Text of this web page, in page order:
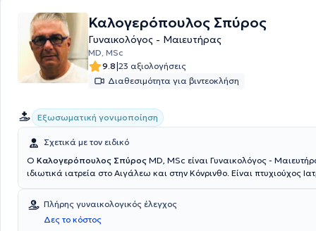
Καλογερόπουλος Σπύρος
Γυναικολόγος - Μαιευτήρας
MD, MSc
9.8|23 αξιολογήσεις
Διαθεσιμότητα για βιντεοκλήση
Εξωσωματική γονιμοποίηση
Σχετικά με τον ειδικό
O Καλογερόπουλος Σπύρος MD, MSc είναι Γυναικολόγος -
ιδιωτικά ιατρεία στο Αιγάλεω και στην Κόνρινθο. Είναι πτυχιούχος
καθ έξιν αποβολές, στη θρομβοφιλία, στην κύηση υψηλού κινδύνου,
παθολογία τραχήλου. Παράλληλα, είναι κάτοχος διδακτορικού τίτλου
"Sarkoma di Kaposi" που αποτέλεσε την απαρχή αναγνώρισης και
Πλήρης γυναικολογικός έλεγχος
Δες το κόστος